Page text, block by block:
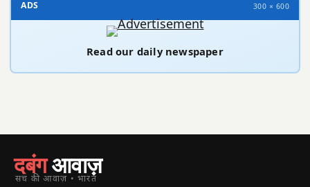
ADS 300 × 600
Read our daily newspaper
दबंगआवाज़
सच की आवाज़ • भारत